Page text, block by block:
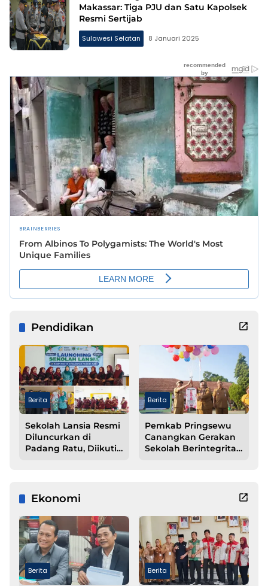
Makassar: Tiga PJU dan Satu Kapolsek
Resmi Sertijab
Sulawesi Selatan 8 Januari 2025
Pendidikan
Berita
Sekolah Lansia Resmi
Diluncurkan di
Padang Ratu, Diikuti
Berita
Pemkab Pringsewu
Canangkan Gerakan
Sekolah Berintegritas
Ekonomi
Berita Berita